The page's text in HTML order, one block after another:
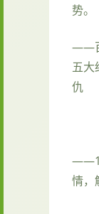
势。
——
五大
仇
情，